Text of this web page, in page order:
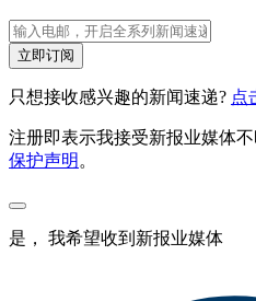
立即订阅
只想接收感兴趣的新闻速递? 点
注册即表示我接受新报业媒体
保护声明 。
是， 我希望收到新报业媒体